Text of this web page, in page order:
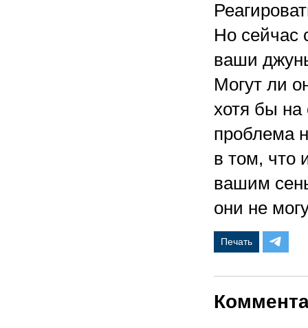
Но сейчас
ваши
Могут ли
хотя бы на
проблема
в том, что
вашим
они не
Печать